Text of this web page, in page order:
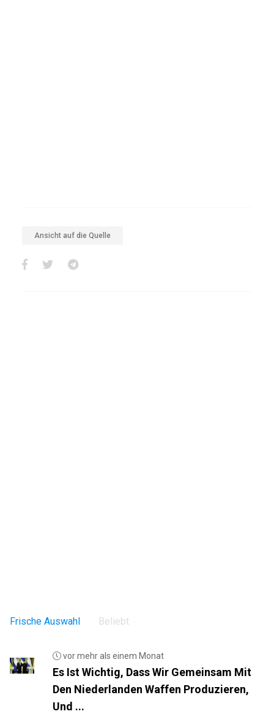
Ansicht auf die Quelle
Frische Auswahl Beliebt
vor mehr als einem Monat
Es Ist Wichtig, Dass Wir Gemeinsam Mit
Den Niederlanden Waffen Produzieren,
Und ...